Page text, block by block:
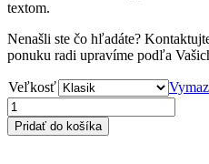
textom.
Nenašli ste čo hľadáte?
ponuku radi upravíme podľa
Veľkosť
Pridať do košíka